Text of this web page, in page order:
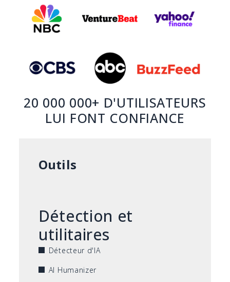
20 000 000+ D'UTILISATEURS
LUI FONT CONFIANCE
Outils
Détection et
utilitaires
Détecteur d'IA
AI Humanizer